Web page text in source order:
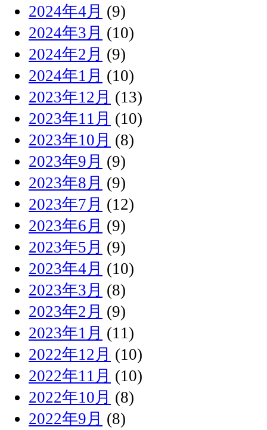
2024年4月 (9)
2024年3月 (10)
2024年2月 (9)
2024年1月 (10)
2023年12月 (13)
2023年11月 (10)
2023年10月 (8)
2023年9月 (9)
2023年8月 (9)
2023年7月 (12)
2023年6月 (9)
2023年5月 (9)
2023年4月 (10)
2023年3月 (8)
2023年2月 (9)
2023年1月 (11)
2022年12月 (10)
2022年11月 (10)
2022年10月 (8)
2022年9月 (8)